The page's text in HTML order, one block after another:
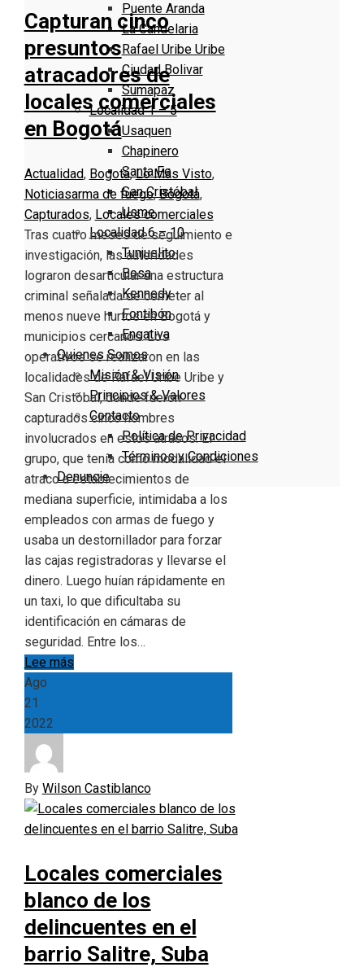
Puente Aranda
La Candelaria
Rafael Uribe Uribe
Ciudad Bolivar
Sumapaz
Localidad 1 – 5
Usaquen
Chapinero
Santa Fe
San Cristóbal
Usme
Localidad 6 – 10
Tunjuelito
Bosa
Kennedy
Fontibón
Engativa
Quienes Somos
Misión & Visión
Principios & Valores
Contacto
Política de Privacidad
Términos y Condiciones
Denuncie
Capturan cinco
presuntos
atracadores de
locales comerciales
en Bogotá
Actualidad, Bogotá,Lo Más Visto,
Noticiasarma de fuego,Bogotá,
Capturados, Locales comerciales
Tras cuatro meses de seguimiento e
investigación, las autoridades
lograron desarticular una estructura
criminal señalada de cometer al
menos nueve hurtos en Bogotá y
municipios cercanos. Los
operativos se realizaron en las
localidades de Rafael Uribe Uribe y
San Cristóbal, donde fueron
capturados cinco hombres
involucrados en estos atracos. El
grupo, que tenía como modalidad el
atraco a establecimientos de
mediana superficie, intimidaba a los
empleados con armas de fuego y
usaba un destornillador para forzar
las cajas registradoras y llevarse el
dinero. Luego huían rápidamente en
un taxi, lo que dificultaba su
identificación en cámaras de
seguridad. Entre los…
Lee más
Ago
21
2022
By Wilson Castiblanco
Locales comerciales
blanco de los
delincuentes en el
barrio Salitre, Suba